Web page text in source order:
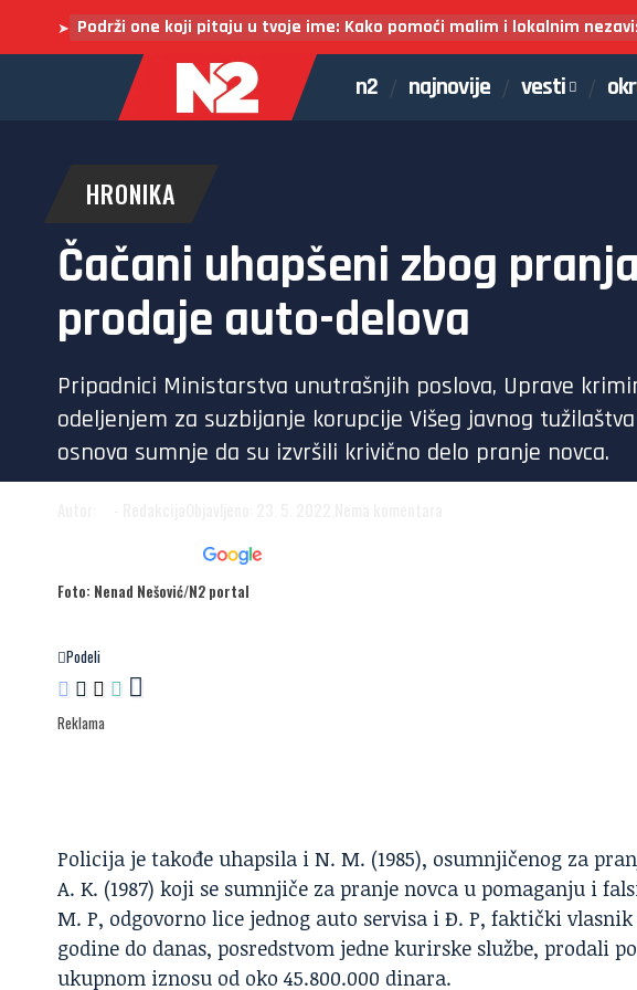
➤ Podrži one koji pitaju u tvoje ime: Kako pomoći malim i lokalnim
n2 najnovije vesti
HRONIKA
Čačani uhapšeni zbog
prodaje auto-delova
Pripadnici Ministarstva unutrašnjih poslova, Uprave
odeljenjem za suzbijanje korupcije Višeg javnog
osnova sumnje da su izvršili krivično delo pranje novca.
Foto: Nenad Nešović/N2 portal
Podeli
Reklama
Policija je takođe uhapsila i N. M. (1985), osumnjičenog za
A. K. (1987) koji se sumnjiče za pranje novca u pomaganju i
M. P, odgovorno lice jednog auto servisa i Đ. P, faktički vlasnik
godine do danas, posredstvom jedne kurirske službe, prodali
ukupnom iznosu od oko 45.800.000 dinara.